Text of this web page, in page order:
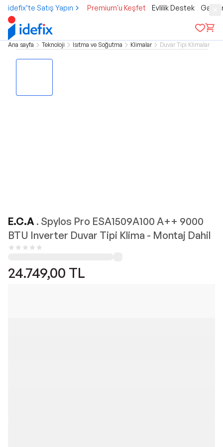
idefix’te Satış Yapın Premium'u Keşfet Evlilik Destek
Ana sayfa Teknoloji Isıtma ve Soğutma Klimalar Duvar Tipi Klimalar
E.C.A . Spylos Pro ESA1509A100 A++ 9000
BTU Inverter Duvar Tipi Klima - Montaj Dahil
24.749,00 TL